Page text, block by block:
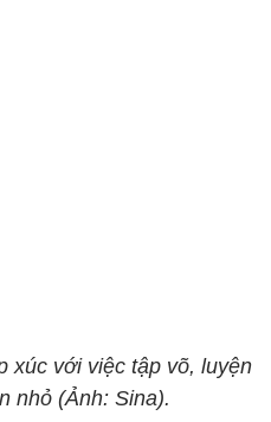
xúc với việc tập võ, luyện
nhỏ (Ảnh: Sina).